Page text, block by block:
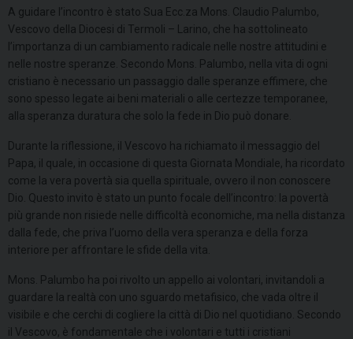
A guidare l’incontro è stato Sua Ecc.za Mons. Claudio Palumbo,
Vescovo della Diocesi di Termoli – Larino, che ha sottolineato
l’importanza di un cambiamento radicale nelle nostre attitudini e
nelle nostre speranze. Secondo Mons. Palumbo, nella vita di ogni
cristiano è necessario un passaggio dalle speranze effimere, che
sono spesso legate ai beni materiali o alle certezze temporanee,
alla speranza duratura che solo la fede in Dio può donare.
Durante la riflessione, il Vescovo ha richiamato il messaggio del
Papa, il quale, in occasione di questa Giornata Mondiale, ha ricordato
come la vera povertà sia quella spirituale, ovvero il non conoscere
Dio. Questo invito è stato un punto focale dell’incontro: la povertà
più grande non risiede nelle difficoltà economiche, ma nella distanza
dalla fede, che priva l’uomo della vera speranza e della forza
interiore per affrontare le sfide della vita.
Mons. Palumbo ha poi rivolto un appello ai volontari, invitandoli a
guardare la realtà con uno sguardo metafisico, che vada oltre il
visibile e che cerchi di cogliere la città di Dio nel quotidiano. Secondo
il Vescovo, è fondamentale che i volontari e tutti i cristiani